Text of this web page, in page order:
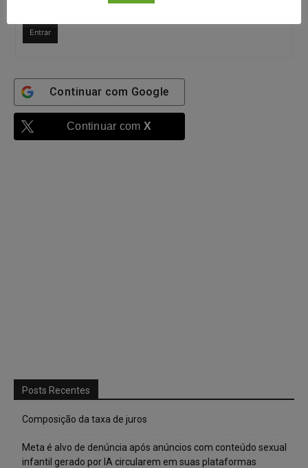
Entrar
Continuar com Google
Continuar com X
Posts Recentes
Composição da taxa de juros
Meta é alvo de denúncia após anúncios com conteúdo sexual
infantil gerado por IA circularem em suas plataformas